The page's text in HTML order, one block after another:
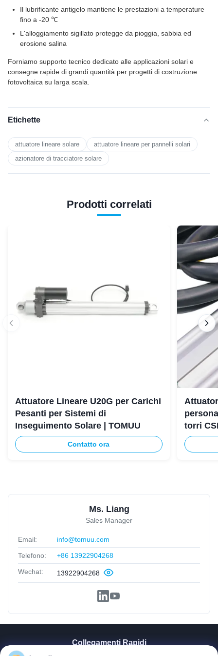
Il lubrificante antigelo mantiene le prestazioni a temperature
fino a -20 ℃
L'alloggiamento sigillato protegge da pioggia, sabbia ed
erosione salina
Forniamo supporto tecnico dedicato alle applicazioni solari e
consegne rapide di grandi quantità per progetti di costruzione
fotovoltaica su larga scala.
Etichette
attuatore lineare solare
attuatore lineare per pannelli solari
azionatore di tracciatore solare
Prodotti correlati
Attuatore Lineare U20G per Carichi
Pesanti per Sistemi di
Inseguimento Solare | TOMUU
Contatto ora
torri
Ms. Liang
Sales Manager
Email: info@tomuu.com
Telefono: +86 13922904268
Wechat: 13922904268
Collegamenti Rapidi